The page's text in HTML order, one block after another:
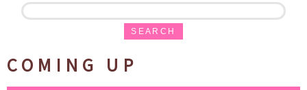
SEARCH
COMING UP